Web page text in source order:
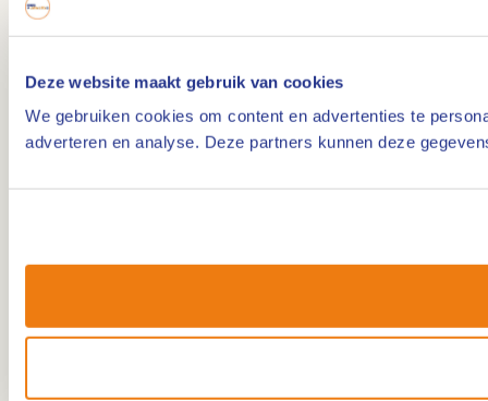
Deze website maakt gebruik van cookies
We gebruiken cookies om content en advertenties te
adverteren en analyse. Deze partners kunnen deze